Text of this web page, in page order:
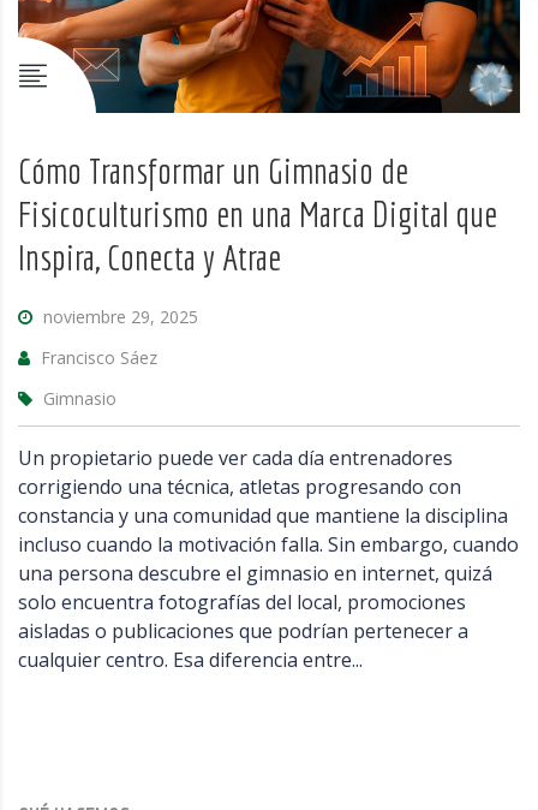
Cómo Transformar un Gimnasio de
Fisicoculturismo en una Marca Digital que
Inspira, Conecta y Atrae
noviembre 29, 2025
Francisco Sáez
Gimnasio
Un propietario puede ver cada día entrenadores
corrigiendo una técnica, atletas progresando con
constancia y una comunidad que mantiene la disciplina
incluso cuando la motivación falla. Sin embargo, cuando
una persona descubre el gimnasio en internet, quizá
solo encuentra fotografías del local, promociones
aisladas o publicaciones que podrían pertenecer a
cualquier centro. Esa diferencia entre...